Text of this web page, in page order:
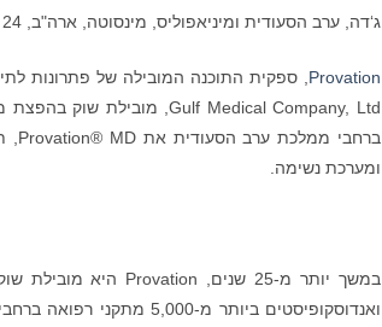
ג‘דה, ערב הסעודית ומיניאפוליס, מינסוטה, ארה"ב, 24 בפברואר 2022, (GLOBE NEWSWIRE) :
Provation , ספקית התוכנה המובילה של פתרונות
ומערכת נשימה.
ואנדוסקופיסטים ביותר